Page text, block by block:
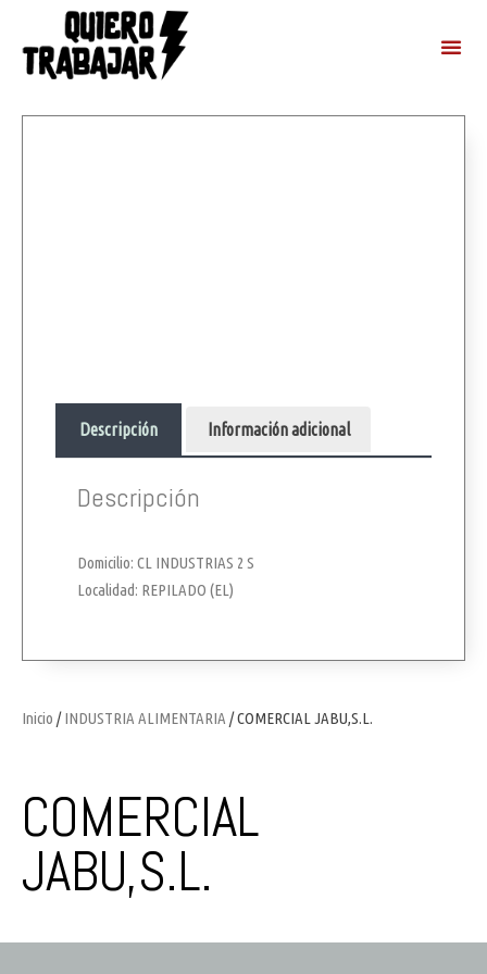
Inicio /INDUSTRIA ALIMENTARIA / COMERCIAL JABU,S.L.
COMERCIAL
JABU,S.L.
Descripción Información adicional
Descripción
Domicilio: CL INDUSTRIAS 2 S
Localidad: REPILADO (EL)